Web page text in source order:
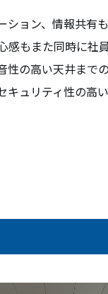
NEWS 新着
ション、情報共有
感もまた同時に社
性の高い天井まで
キュリティ性の高